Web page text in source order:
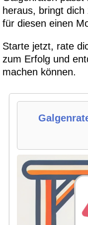
heraus, bringt
für diesen einen
Starte jetzt, rate
zum Erfolg und
machen können.